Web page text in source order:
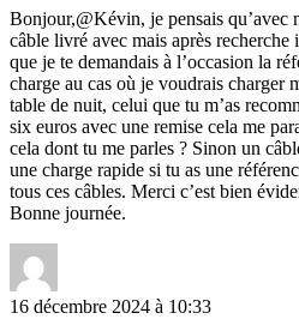
Bonjour,@Kévin, je pensais
câble livré avec mais après recherche
que je te demandais à l’occasion la
charge au cas où je voudrais charger
table de nuit, celui que tu m’as
six euros avec une remise cela me
cela dont tu me parles ? Sinon un
une charge rapide si tu as une
tous ces câbles. Merci c’est bien
Bonne journée.
16 décembre 2024 à 10:33